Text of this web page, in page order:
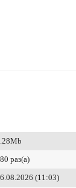
раз(а)
(11:03)